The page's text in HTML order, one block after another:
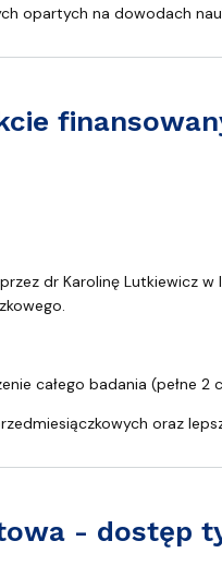
opartych na dowodach
przez NCN (Grant
dr Karolinę Lutkiewicz
całego badania (pełne 2
oraz
- dostęp